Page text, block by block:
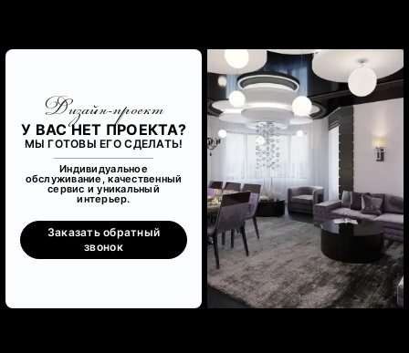
Дизайн-проект
У ВАС НЕТ ПРОЕКТА?
МЫ ГОТОВЫ ЕГО СДЕЛАТЬ!
Индивидуальное
обслуживание, качественный
сервис и уникальный
интерьер.
Заказать обратный
звонок